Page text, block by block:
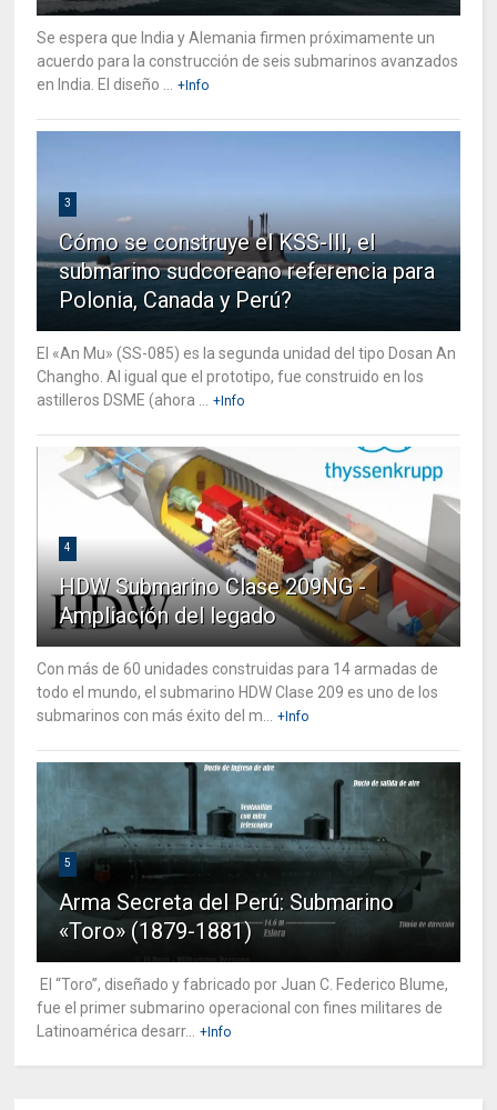
Se espera que India y Alemania firmen próximamente un
acuerdo para la construcción de seis submarinos avanzados
en India. El diseño ...
+Info
3
Cómo se construye el KSS-III, el
submarino sudcoreano referencia para
Polonia, Canada y Perú?
El «An Mu» (SS-085) es la segunda unidad del tipo Dosan An
Changho. Al igual que el prototipo, fue construido en los
astilleros DSME (ahora ...
+Info
4
HDW Submarino Clase 209NG -
Ampliación del legado
Con más de 60 unidades construidas para 14 armadas de
todo el mundo, el submarino HDW Clase 209 es uno de los
submarinos con más éxito del m...
+Info
5
Arma Secreta del Perú: Submarino
«Toro» (1879-1881)
El “Toro”, diseñado y fabricado por Juan C. Federico Blume,
fue el primer submarino operacional con fines militares de
Latinoamérica desarr...
+Info